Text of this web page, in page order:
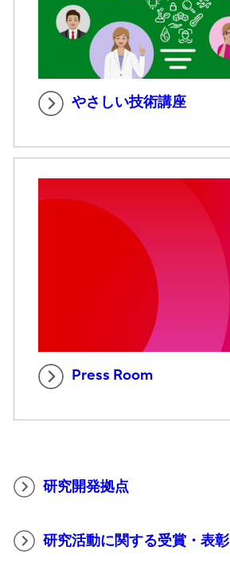
やさしい技術講座
Press Room
研究開発拠点
研究活動に関する受賞・表彰